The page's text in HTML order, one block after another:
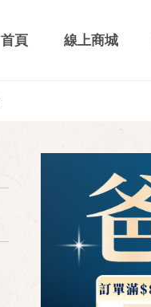
首頁 線上商城